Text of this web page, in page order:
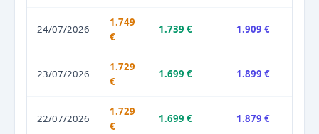
24/07/2026
1.749
€
1.739 € 1.909 €
23/07/2026
1.729
€
1.699 € 1.899 €
22/07/2026
1.729
€
1.699 € 1.879 €